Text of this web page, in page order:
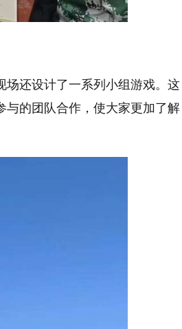
场还设计了一系列小组游戏。这
与的团队合作，使大家更加了解